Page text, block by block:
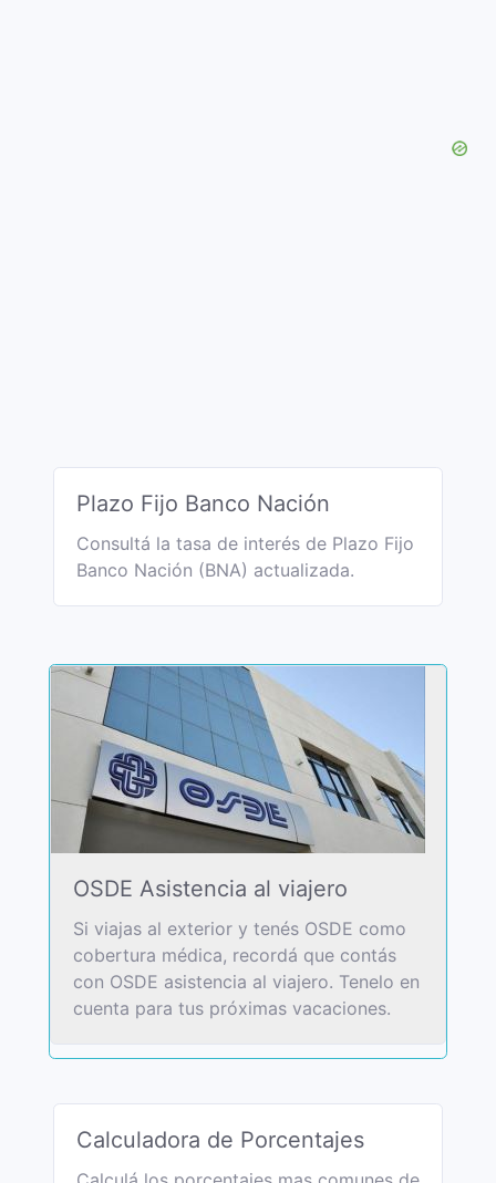
Plazo Fijo Banco Nación
Consultá la tasa de interés de Plazo Fijo
Banco Nación (BNA) actualizada.
OSDE Asistencia al viajero
Si viajas al exterior y tenés OSDE como
cobertura médica, recordá que contás
con OSDE asistencia al viajero. Tenelo en
cuenta para tus próximas vacaciones.
Calculadora de Porcentajes